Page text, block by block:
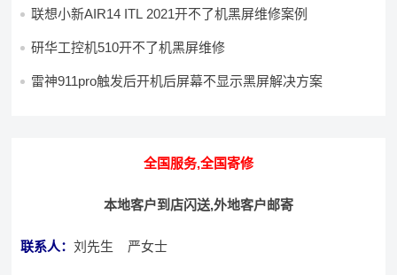
联想小新AIR14 ITL 2021开不了机黑屏维修案例
研华工控机510开不了机黑屏维修
雷神911pro触发后开机后屏幕不显示黑屏解决方案
全国服务,全国寄修
本地客户到店闪送,外地客户邮寄
联系人：刘先生 严女士